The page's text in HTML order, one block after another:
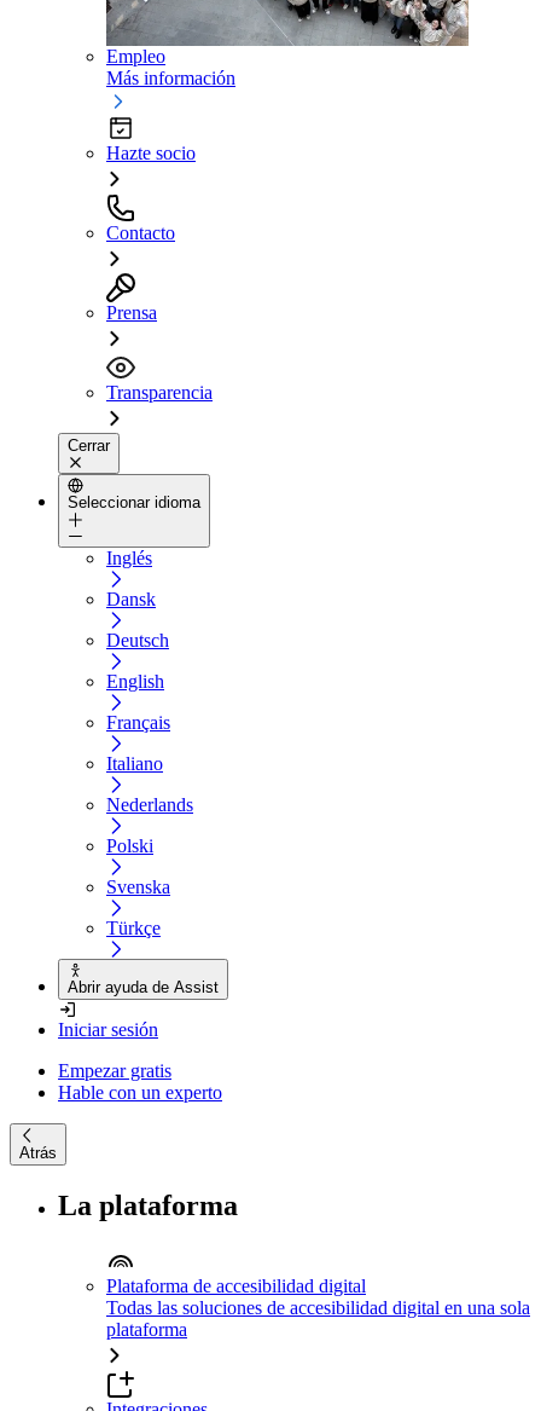
Empleo
Más información
Hazte socio
Contacto
Prensa
Transparencia
Cerrar
Seleccionar idioma
Inglés
Dansk
Deutsch
English
Français
Italiano
Nederlands
Polski
Svenska
Türkçe
Abrir ayuda de Assist
Iniciar sesión
Empezar gratis
Hable con un experto
Atrás
La plataforma
Plataforma de accesibilidad digital
Todas las soluciones de accesibilidad digital en una sola
plataforma